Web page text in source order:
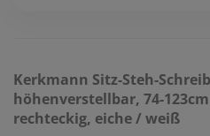
Kerkmann Sitz-Steh-
höhenverstellbar, 74-123cm
rechteckig, eiche / weiß